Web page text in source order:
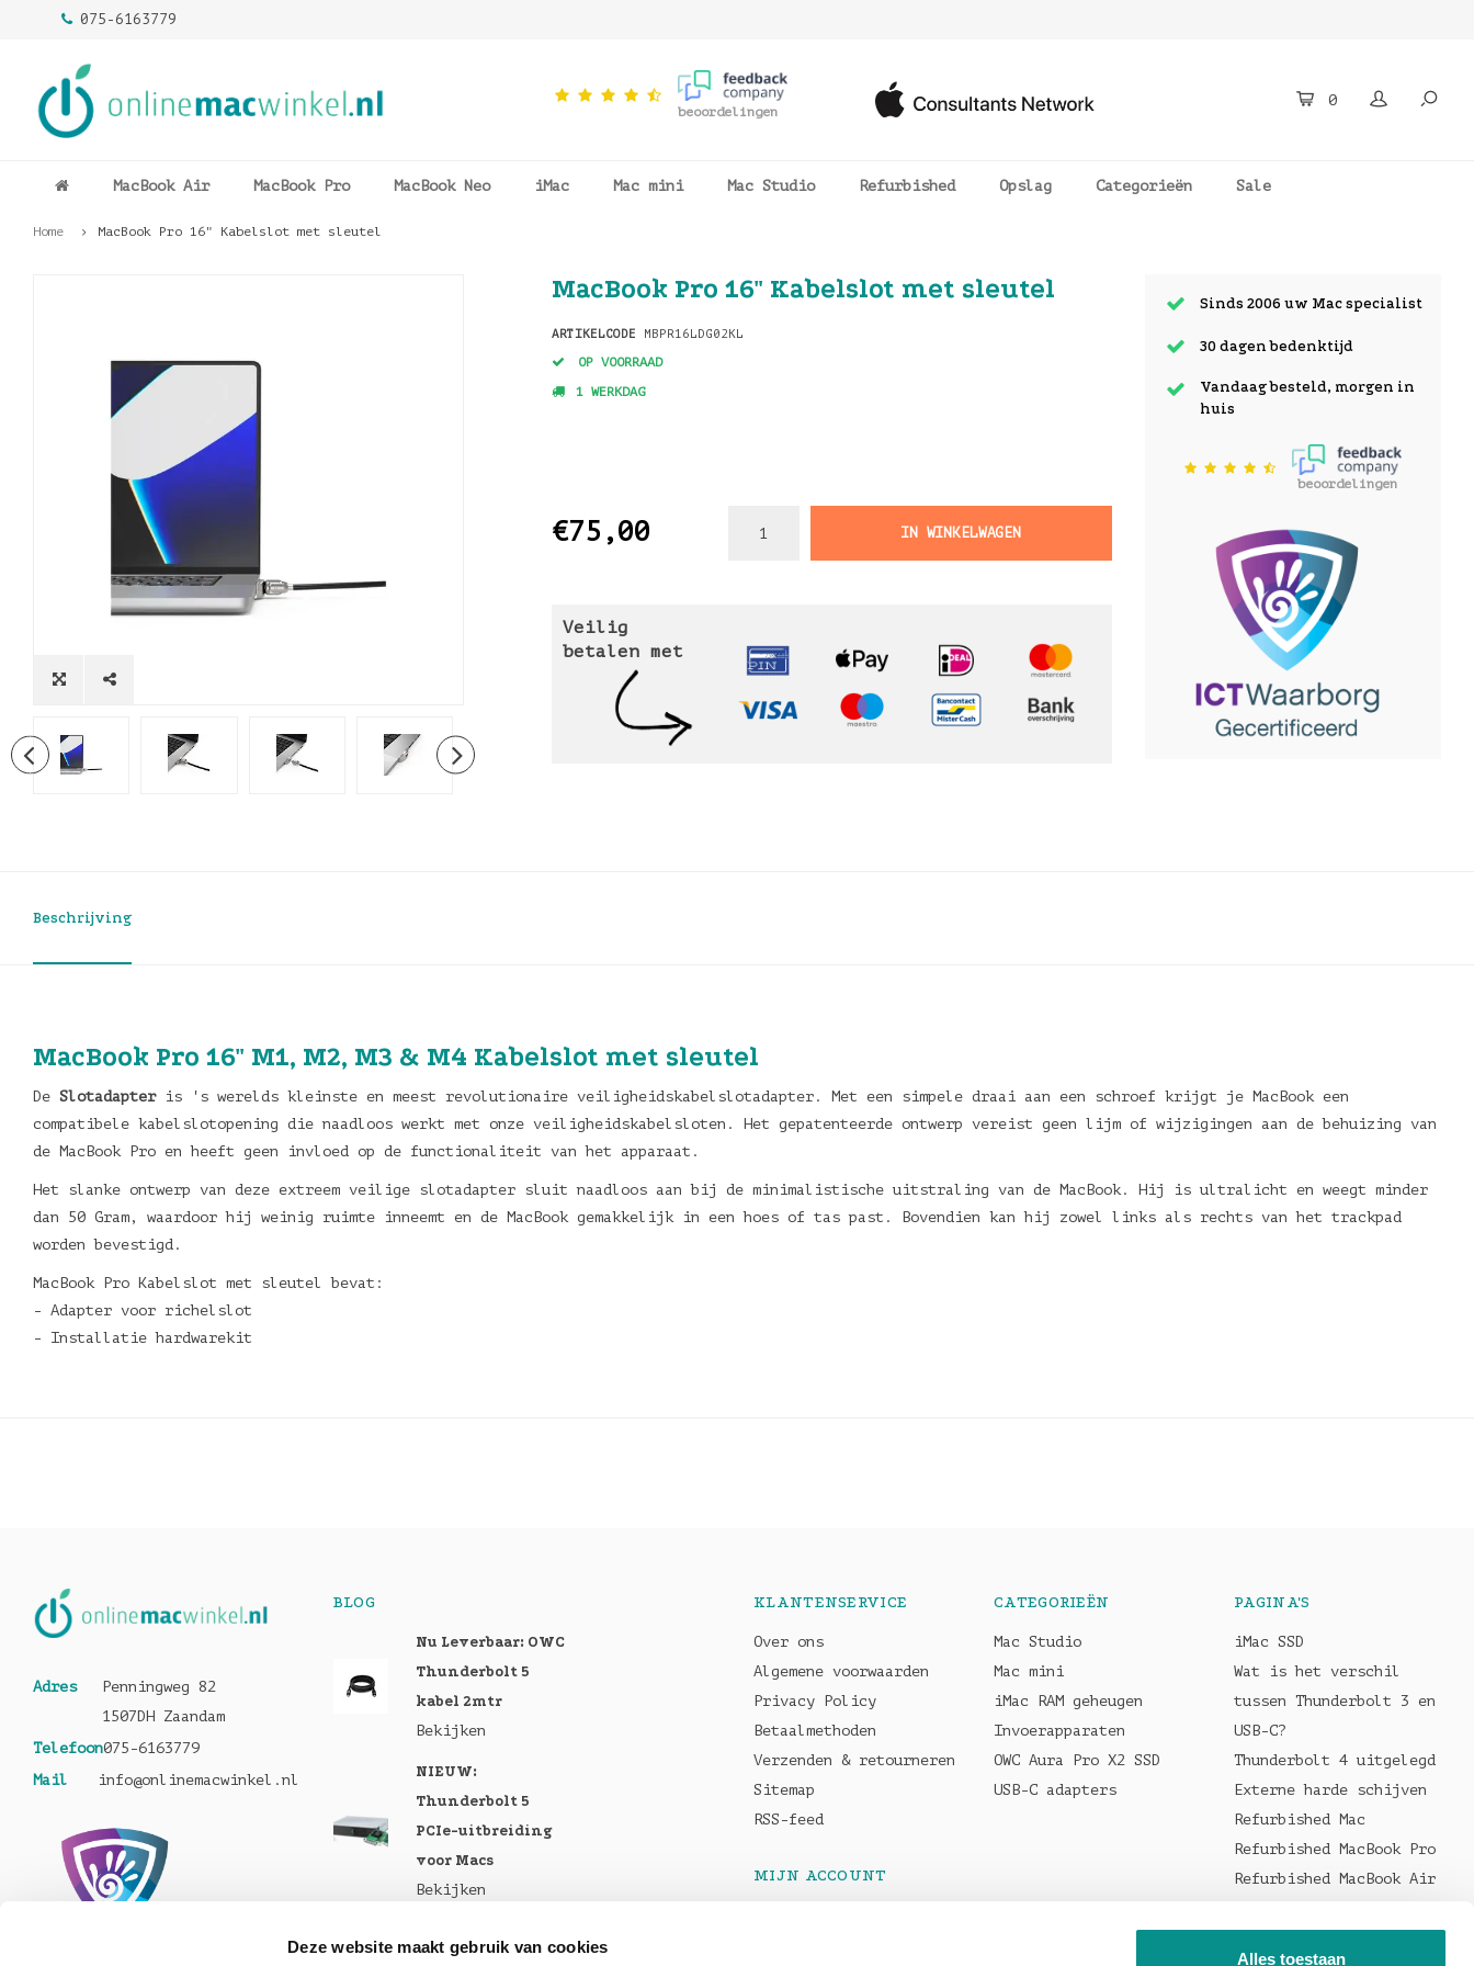
Deze website maakt gebruik van cookies
Alles toestaan
075-6163779
beoordelingen
0
MacBook Air MacBook Pro MacBook Neo iMac Mac mini Mac Studio Refurbished Opslag Categorieën Sale
Home MacBook Pro 16" Kabelslot met sleutel
MacBook Pro 16" Kabelslot met sleutel
ARTIKELCODE MBPR16LDG02KL
OP VOORRAAD
1 WERKDAG
€75,00 IN WINKELWAGEN
Veilig
betalen met
Sinds 2006 uw Mac specialist
30 dagen bedenktijd
Vandaag besteld, morgen in
huis
beoordelingen
Beschrijving
MacBook Pro 16" M1, M2, M3 & M4 Kabelslot met sleutel
De Slotadapteris 's werelds kleinste en meest revolutionaire veiligheidskabelslotadapter. Met een simpele draai aan een schroef krijgt je MacBook een
compatibele kabelslotopening die naadloos werkt met onze veiligheidskabelsloten. Het gepatenteerde ontwerp vereist geen lijm of wijzigingen aan de behuizing van
de MacBook Pro en heeft geen invloed op de functionaliteit van het apparaat.
Het slanke ontwerp van deze extreem veilige slotadapter sluit naadloos aan bij de minimalistische uitstraling van de MacBook. Hij is ultralicht en weegt minder
dan 50 Gram, waardoor hij weinig ruimte inneemt en de MacBook gemakkelijk in een hoes of tas past. Bovendien kan hij zowel links als rechts van het trackpad
worden bevestigd.
MacBook Pro Kabelslot met sleutel bevat:
- Adapter voor richelslot
- Installatie hardwarekit
Adres
Penningweg 82
1507DH Zaandam
Telefoon075-6163779
Mail
info@onlinemacwinkel.nl
BLOG
Nu Leverbaar: OWC
Thunderbolt 5
kabel 2mtr
Bekijken
NIEUW:
Thunderbolt 5
PCIe-uitbreiding
voor Macs
Bekijken
MacBook Pro M5
KLANTENSERVICE
Over ons
Algemene voorwaarden
Privacy Policy
Betaalmethoden
Verzenden & retourneren
Sitemap
RSS-feed
MIJN ACCOUNT
CATEGORIEËN
Mac Studio
Mac mini
iMac RAM geheugen
Invoerapparaten
OWC Aura Pro X2 SSD
USB-C adapters
PAGINA'S
iMac SSD
Wat is het verschil
tussen Thunderbolt 3 en
USB-C?
Thunderbolt 4 uitgelegd
Externe harde schijven
Refurbished Mac
Refurbished MacBook Pro
Refurbished MacBook Air